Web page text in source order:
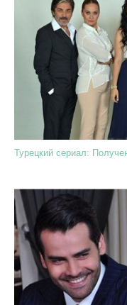
Турецкий сериал: